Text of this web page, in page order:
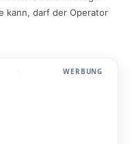
kann, darf der Operator
WERBUNG